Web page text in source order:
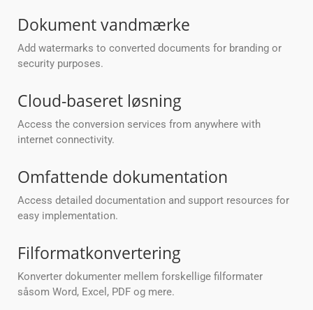
Dokument vandmærke
Add watermarks to converted documents for branding or
security purposes.
Cloud-baseret løsning
Access the conversion services from anywhere with
internet connectivity.
Omfattende dokumentation
Access detailed documentation and support resources for
easy implementation.
Filformatkonvertering
Konverter dokumenter mellem forskellige filformater
såsom Word, Excel, PDF og mere.